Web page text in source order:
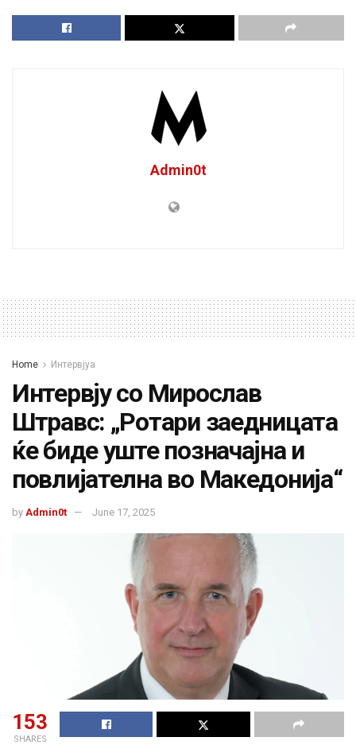
Admin0t
Home Интервјуа
Интервју со Мирослав
Штравс: „Ротари заедницата
ќе биде уште позначајна и
повлијателна во Македонија“
by Admin0t June 17, 2025
153
SHARES